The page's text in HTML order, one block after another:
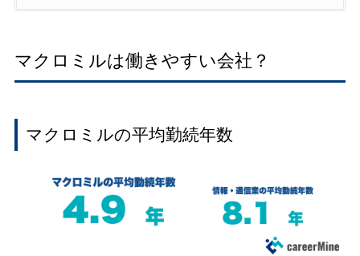
マクロミルは働きやすい会社？
マクロミルの平均勤続年数